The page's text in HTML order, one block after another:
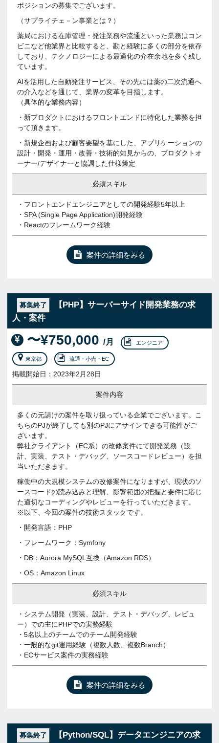
ポジションの募集でございます。
（サプライチェ－ン事業とは？）
薬局における在庫管理・発注業務や流通といった業務はコン
ビニなど他業界と比較すると、勘と経験に多くの部分を依存
しており、テクノロジーによる最適化の介在余地を多く残し
ています。
AIを活用した自動発注サービス、その先には薬の二次流通へ
の介入などを通じて、業界の変革を目指します。
（具体的な業務内容）
・新プロダクトにおけるフロントエンドに特化した業務を担
って頂きます。
・新規企画および顧客要望を基にした、アプリケーションの
設計・開発・運用・改善・技術的知見からの、プロダクトオ
ーナー/デザイナーと協調した仕様策定
必須スキル
・フロントエンドエンジニアとしての開発経験5年以上
・SPA (Single Page Application)開発経験
・Reactのフレームワーク経験
案件の詳細をみる
募集終了
【PHP】サーバーサイド開発業務の求
人・案件
〜¥750,000 /月 エンジニア
東京都 流通・小売・EC
掲載開始日：2023年2月28日
案件内容
多くの元請けの案件を取り扱っている企業でございます。こ
ちらのPJが終了しても別のPJにアサインできる可能性がご
ざいます。
弊社クライアント（EC系）の改修案件にて開発業務（設
計、実装、テスト・デバッグ、ソースコードレビュー）を担
当いただきます。
稼働中の大規模システムの改修案件になりますが、現状のソ
ースコードの読み込みと理解、影響範囲の把握と要件に応じ
た適切なコーディングやレビューを行っていただきます。
※以下、今回の案件の技術スタックです。
・開発言語：PHP
・フレームワーク：Symfony
・DB：Aurora MySQL互換（Amazon RDS）
・OS：Amazon Linux
必須スキル
・システム開発（実装、設計、テスト・デバッグ、レビュ
ー）での主にPHPでの実務経験
・5名以上のチームでのチーム開発経験
・一般的なgit運用経験（複数人数、複数Branch）
・ECサービス案件の実務経験
案件の詳細をみる
募集終了
【Python/SQL】データエンジニアの求